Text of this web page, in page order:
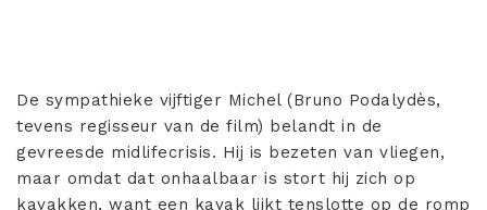
De sympathieke vijftiger Michel (Bruno Podalydès,
tevens regisseur van de film) belandt in de
gevreesde midlifecrisis. Hij is bezeten van vliegen,
maar omdat dat onhaalbaar is stort hij zich op
kayakken, want een kayak lijkt tenslotte op de romp